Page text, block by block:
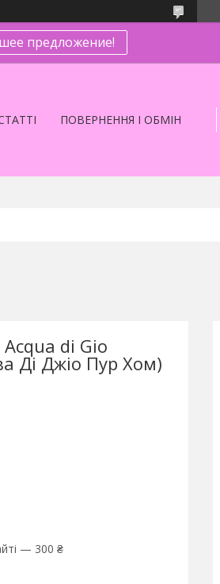
предложение!
ПОВЕРНЕННЯ І ОБМІН
di Gio
Ді Джіо Пур Хом)
— 300 ₴